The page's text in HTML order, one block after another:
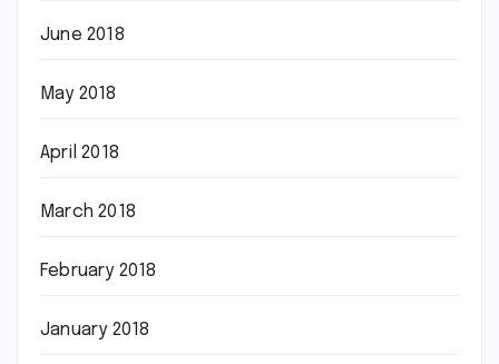
June 2018
May 2018
April 2018
March 2018
February 2018
January 2018